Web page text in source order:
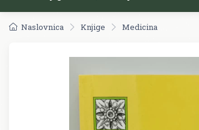
Naslovnica Knjige Medicina